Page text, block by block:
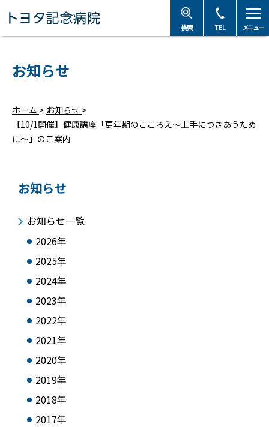
メニュー
TEL
検索
お知らせ
ホーム > お知らせ >
【10/1開催】健康講座「更年期のこころえ〜上手につきあうため
に〜」のご案内
お知らせ
お知らせ一覧
2026年
2025年
2024年
2023年
2022年
2021年
2020年
2019年
2018年
2017年